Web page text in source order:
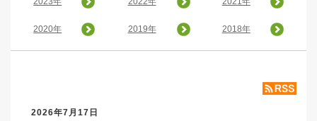
2020年 2019年 2018年
2026年7月17日